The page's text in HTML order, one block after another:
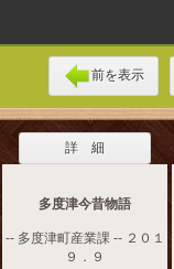
前を表示
詳 細
多度津今昔物語
-- 多度津町産業課 -- ２０１
９．９